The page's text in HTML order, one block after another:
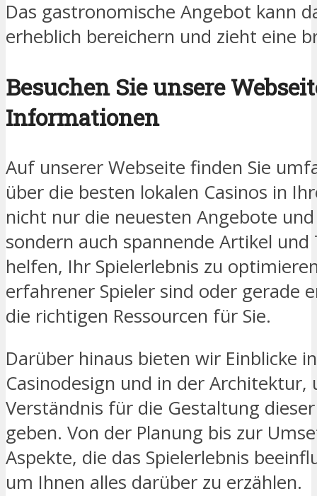
Das gastronomische Angebot kann
erheblich bereichern und zieht eine
Besuchen Sie unsere
Informationen
Auf unserer Webseite finden Sie
über die besten lokalen Casinos in
nicht nur die neuesten Angebote
sondern auch spannende Artikel und
helfen, Ihr Spielerlebnis zu
erfahrener Spieler sind oder gerade
die richtigen Ressourcen für Sie.
Darüber hinaus bieten wir Einblicke
Casinodesign und in der Architektur,
Verständnis für die Gestaltung
geben. Von der Planung bis zur
Aspekte, die das Spielerlebnis
um Ihnen alles darüber zu erzählen.